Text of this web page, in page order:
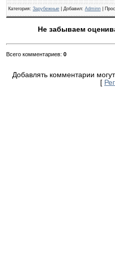
Категория: Зарубежные | Добавил: Adminn
Не забываем
Всего комментариев: 0
Добавлять комментарии
[